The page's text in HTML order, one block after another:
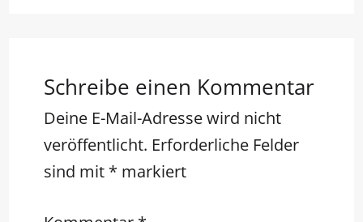
Schreibe einen Kommentar
Deine E-Mail-Adresse wird nicht
veröffentlicht. Erforderliche Felder
sind mit * markiert